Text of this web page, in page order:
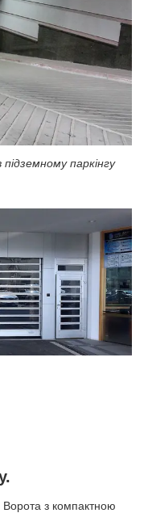
підземному паркінгу
. Ворота з компактною